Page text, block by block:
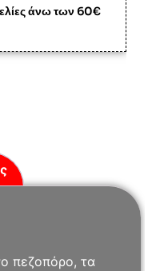
άνω των 60€
πεζοπόρο, τα